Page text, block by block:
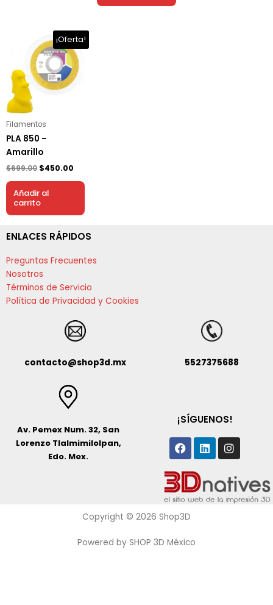
¡Oferta!
Filamentos
PLA 850 –
Amarillo
$699.00
precio
original
era:
$699.00.
$450.00
El
precio
actual
es:
$450.00.
Añadir al
carrito
ENLACES RÁPIDOS
Preguntas Frecuentes
Nosotros
Términos de Servicio
Política de Privacidad y Cookies
contacto@shop3d.mx 5527375688
Av. Pemex Num. 32, San
Lorenzo Tlalmimilolpan,
Edo. Mex.
¡SÍGUENOS!
Facebook
Linkedin
Copyright © 2026 Shop3D
Powered by SHOP 3D México